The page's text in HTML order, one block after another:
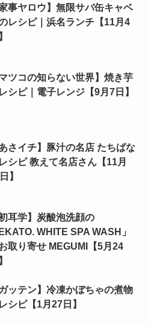
家事ヤロウ】無限サバ缶キャベ
レシピ｜浜名ランチ【11月4
マツコの知らない世界】焼き芋
シピ｜電子レンジ【9月7日】
あさイチ】豚汁の名店 たちばな
シピ 教えて名店さん【11月
】
初耳学】炭酸泡洗顔の
EKATO. WHITE SPA WASH」
取り寄せ MEGUMI【5月24
ガッテン】冷凍かぼちゃの煮物
シピ【1月27日】